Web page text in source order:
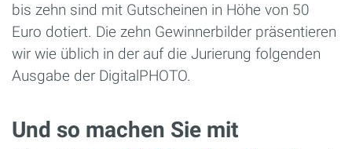
bis zehn sind mit Gutscheinen in Höhe von 50
Euro dotiert. Die zehn Gewinnerbilder präsentieren
wir wie üblich in der auf die Jurierung folgenden
Ausgabe der DigitalPHOTO.
Und so machen Sie mit